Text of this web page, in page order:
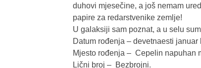
duhovi mjesečine, a još nemam
papire za redarstvenike zemlje!
U galaksiji sam poznat, a u selu
Datum rođenja – devetnaesti
Mjesto rođenja – Cepelin napuhan
Lični broj – Bezbrojni.